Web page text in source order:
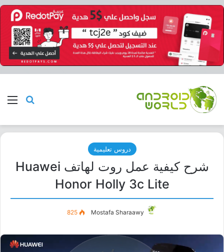
بحث
دروس تعليمية
شرح كيفية عمل روت لهاتف Huawei
Honor Holly 3c Lite
Mostafa Sharaawy
825